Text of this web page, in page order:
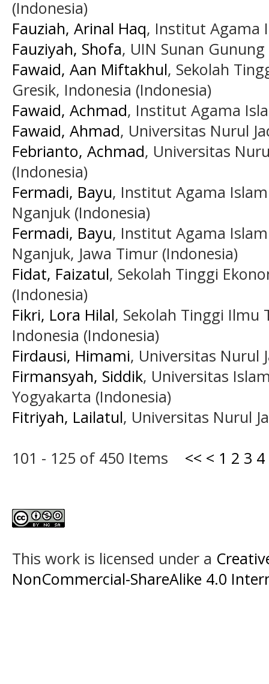
(Indonesia)
Fauziah, Arinal Haq, Institut Agama
Fauziyah, Shofa, UIN Sunan
Fawaid, Aan Miftakhul, Sekolah
Gresik, Indonesia (Indonesia)
Fawaid, Achmad, Institut Agama
Fawaid, Ahmad, Universitas Nurul
Febrianto, Achmad, Universitas
(Indonesia)
Fermadi, Bayu, Institut Agama
Nganjuk (Indonesia)
Fermadi, Bayu, Institut Agama
Nganjuk, Jawa Timur (Indonesia)
Fidat, Faizatul, Sekolah Tinggi
(Indonesia)
Fikri, Lora Hilal, Sekolah Tinggi Ilmu
Indonesia (Indonesia)
Firdausi, Himami, Universitas Nurul
Firmansyah, Siddik, Universitas
Yogyakarta (Indonesia)
Fitriyah, Lailatul, Universitas Nurul
101 - 125 of 450 Items << < 1 2 3 4
This work is licensed under a
NonCommercial-ShareAlike 4.0